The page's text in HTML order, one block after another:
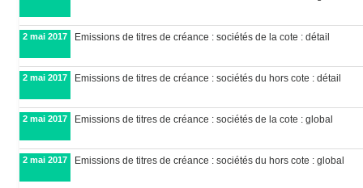
2 mai 2017 Emissions de titres de créance : sociétés de la cote : détail
2 mai 2017 Emissions de titres de créance : sociétés du hors cote : détail
2 mai 2017 Emissions de titres de créance : sociétés de la cote : global
2 mai 2017 Emissions de titres de créance : sociétés du hors cote : global